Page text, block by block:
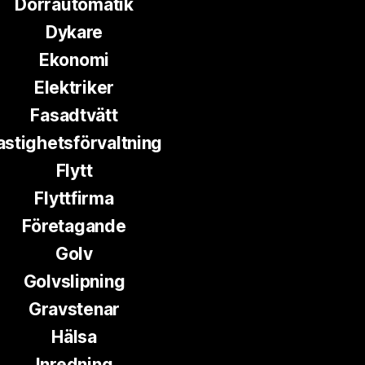
Dörrautomatik
Dykare
Ekonomi
Elektriker
Fasadtvätt
Flytt
Flyttfirma
Företagande
Golv
Golvslipning
Gravstenar
Hälsa